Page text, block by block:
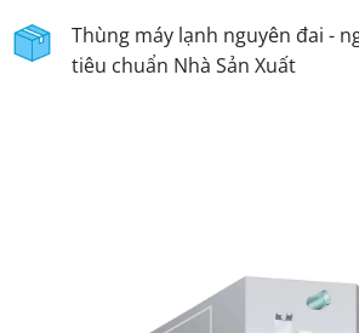
Thùng máy lạnh nguyên đai -
tiêu chuẩn Nhà Sản Xuất